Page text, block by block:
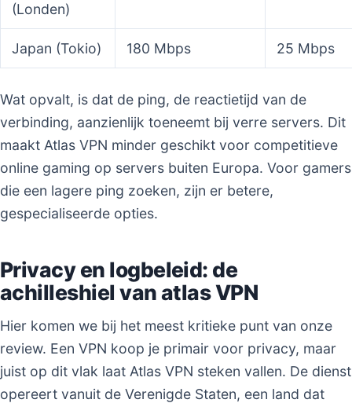
(Londen)
Japan (Tokio) 180 Mbps 25 Mbps
Wat opvalt, is dat de ping, de reactietijd van de
verbinding, aanzienlijk toeneemt bij verre servers. Dit
maakt Atlas VPN minder geschikt voor competitieve
online gaming op servers buiten Europa. Voor gamers
die een lagere ping zoeken, zijn er betere,
gespecialiseerde opties.
Privacy en logbeleid: de
achilleshiel van atlas VPN
Hier komen we bij het meest kritieke punt van onze
review. Een VPN koop je primair voor privacy, maar
juist op dit vlak laat Atlas VPN steken vallen. De dienst
opereert vanuit de Verenigde Staten, een land dat